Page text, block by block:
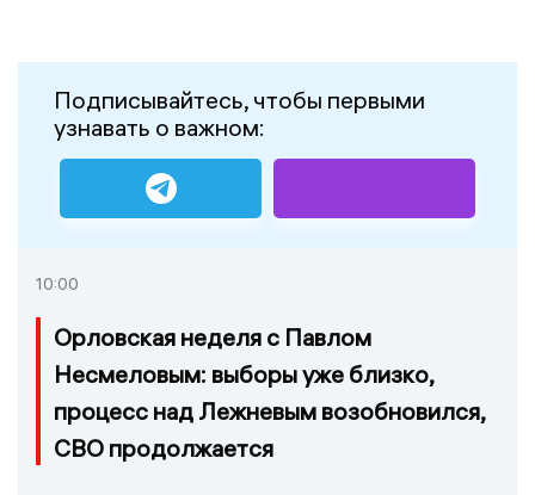
Подписывайтесь, чтобы первыми
узнавать о важном:
10:00
Орловская неделя с Павлом
Несмеловым: выборы уже близко,
процесс над Лежневым возобновился,
СВО продолжается